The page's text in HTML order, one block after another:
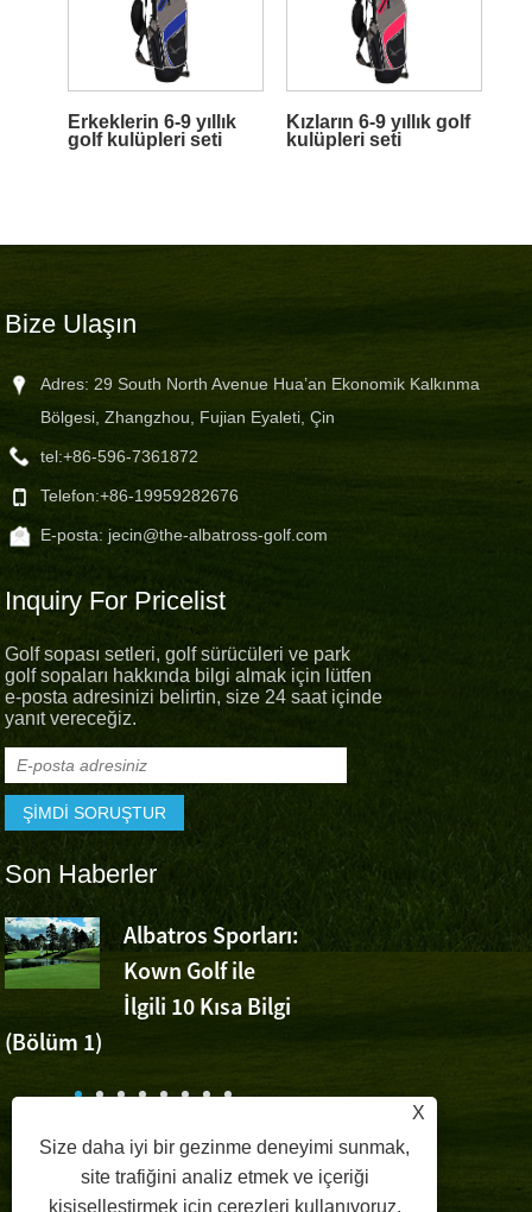
Erkeklerin 6-9 yıllık
golf kulüpleri seti
Kızların 6-9 yıllık golf
kulüpleri seti
Bize Ulaşın
Adres: 29 South North Avenue Hua’an Ekonomik Kalkınma
Bölgesi, Zhangzhou, Fujian Eyaleti, Çin
tel:+86-596-7361872
Telefon:+86-19959282676
E-posta: jecin@the-albatross-golf.com
Inquiry For Pricelist
Golf sopası setleri, golf sürücüleri ve park
golf sopaları hakkında bilgi almak için lütfen
e-posta adresinizi belirtin, size 24 saat içinde
yanıt vereceğiz.
Son Haberler
Albatros Sporları:
Kown Golf ile
İlgili 10 Kısa Bilgi
(Bölüm 1)
Albatros
X
Size daha iyi bir gezinme deneyimi sunmak,
site trafiğini analiz etmek ve içeriği
kişiselleştirmek için çerezleri kullanıyoruz.